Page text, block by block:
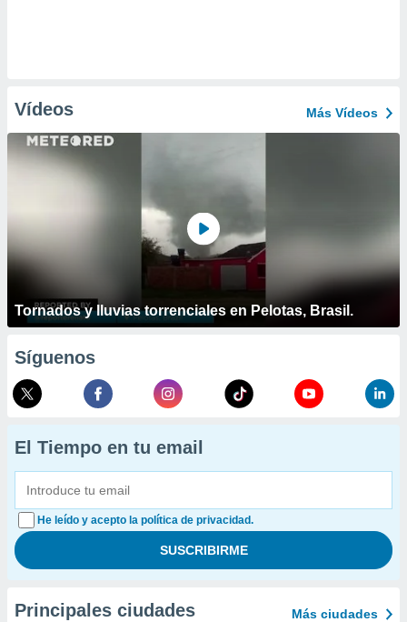
Vídeos Más Vídeos
Tornados y lluvias torrenciales en Pelotas, Brasil.
Síguenos
El Tiempo en tu email
He leído y acepto la política de privacidad.
Principales ciudades Más ciudades